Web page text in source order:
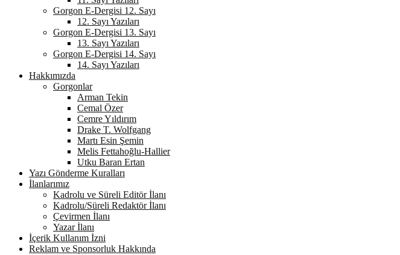
Gorgon E-Dergisi 12. Sayı
12. Sayı Yazıları
Gorgon E-Dergisi 13. Sayı
13. Sayı Yazıları
Gorgon E-Dergisi 14. Sayı
14. Sayı Yazıları
Hakkımızda
Gorgonlar
Arman Tekin
Cemal Özer
Cemre Yıldırım
Drake T. Wolfgang
Martı Esin Şemin
Melis Fettahoğlu-Hallier
Utku Baran Ertan
Yazı Gönderme Kuralları
İlanlarımız
Kadrolu ve Süreli Editör İlanı
Kadrolu/Süreli Redaktör İlanı
Çevirmen İlanı
Yazar İlanı
İçerik Kullanım İzni
Reklam ve Sponsorluk Hakkında